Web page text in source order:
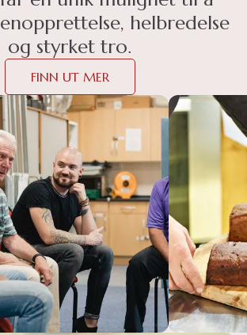
helbredelse
og styrket tro.
FINN UT MER